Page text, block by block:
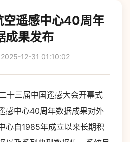
空遥感中心40周年
成果发布
2025-12-31 01:10:02
三届中国遥感大会开幕式
感中心40周年数据成果对外
心自1985年成立以来长期积